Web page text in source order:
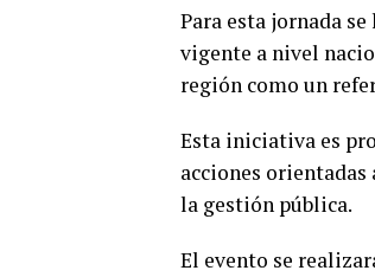
Para esta jornada
vigente a nivel
región como un
Esta iniciativa es
acciones
la gestión pública.
El evento se